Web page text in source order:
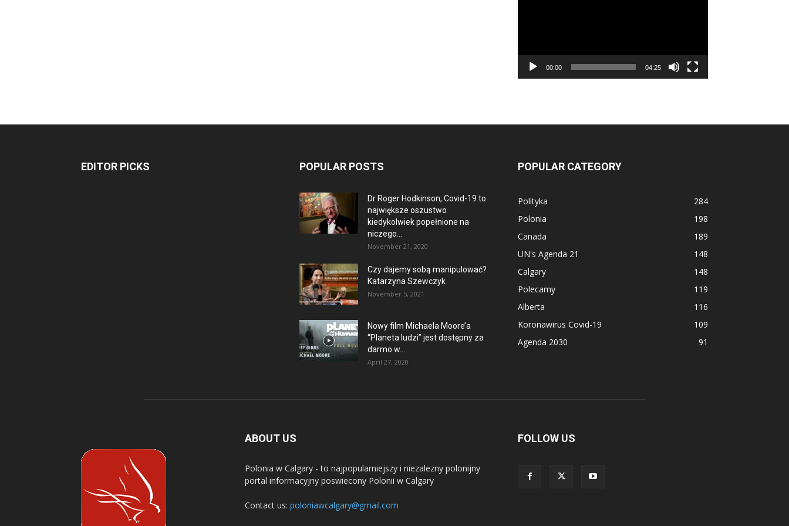
00:00 04:25
EDITOR PICKS POPULAR POSTS
Dr Roger Hodkinson, Covid-19 to
największe oszustwo
kiedykolwiek popełnione na
niczego...
November 21, 2020
Czy dajemy sobą manipulować?
Katarzyna Szewczyk
November 5, 2021
Nowy film Michaela Moore’a
“Planeta ludzi” jest dostępny za
darmo w...
April 27, 2020
POPULAR CATEGORY
Polityka
284
Polonia
198
Canada
189
UN's Agenda 21
148
Calgary
148
Polecamy
119
Alberta
116
Koronawirus Covid-19
109
Agenda 2030
91
ABOUT US
Polonia w Calgary - to najpopularniejszy i niezalezny polonijny
portal informacyjny poswiecony Polonii w Calgary
Contact us: poloniawcalgary@gmail.com
FOLLOW US